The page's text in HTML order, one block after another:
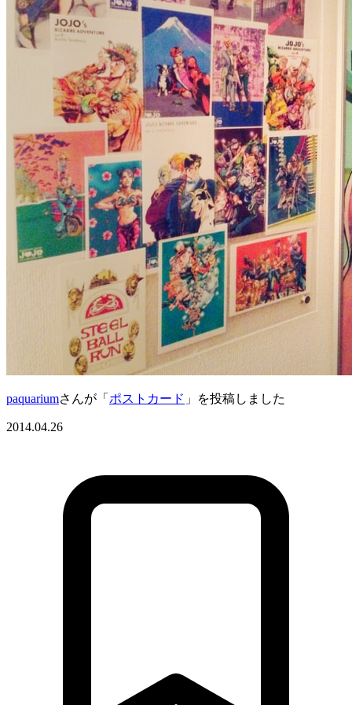
paquariumさんが「 ポストカード 」を投稿しました
2014.04.26